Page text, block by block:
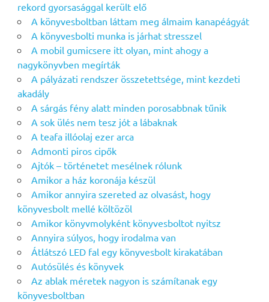
rekord gyorsasággal került elő
A könyvesboltban láttam meg álmaim kanapéágyát
A könyvesbolti munka is járhat stresszel
A mobil gumicsere itt olyan, mint ahogy a
nagykönyvben megírták
A pályázati rendszer összetettsége, mint kezdeti
akadály
A sárgás fény alatt minden porosabbnak tűnik
A sok ülés nem tesz jót a lábaknak
A teafa illóolaj ezer arca
Admonti piros cipők
Ajtók – történetet mesélnek rólunk
Amikor a ház koronája készül
Amikor annyira szereted az olvasást, hogy
könyvesbolt mellé költözöl
Amikor könyvmolyként könyvesboltot nyitsz
Annyira súlyos, hogy irodalma van
Átlátszó LED fal egy könyvesbolt kirakatában
Autósülés és könyvek
Az ablak méretek nagyon is számítanak egy
könyvesboltban